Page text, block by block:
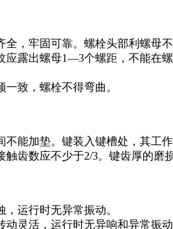
，牢固可靠。螺栓头部利螺母
露出螺母1—3个螺距，不能在
致，螺栓不得弯曲。
能加垫。键装入键槽处，其工
齿数应不少于2/3。键齿厚的磨
运行时无异常振动。
灵活，运行时无异响和异常振